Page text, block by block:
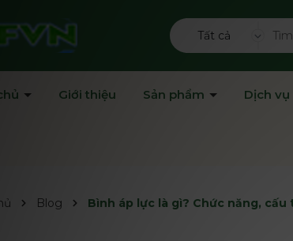
Tất cả
Giới thiệu Sản phẩm Dịch vụ
Blog Bình áp lực là gì? Chức năng,